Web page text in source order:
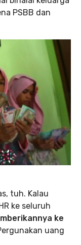
PSBB dan
tuh. Kalau
ke seluruh
ke
uang